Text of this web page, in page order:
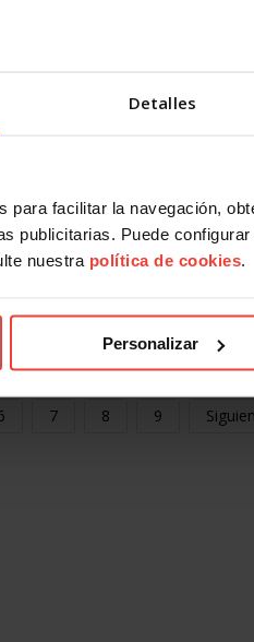
Detalles
para facilitar la navegación,
publicitarias. Puede
nuestra política de cookies.
Personalizar
7 8 9